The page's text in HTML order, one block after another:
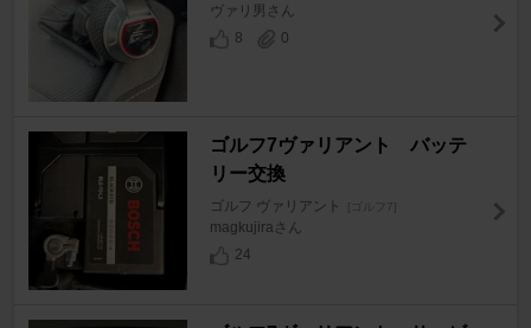
ヴァリ男さん
8
0
ゴルフ7ヴァリアント バッテ
リー交換
ゴルフ ヴァリアント [ゴルフ7]
magkujiraさん
24